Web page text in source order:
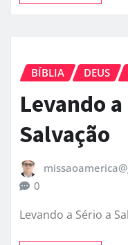
BÍBLIA DEUS
Levando
Salvação
0
Levando a Sério a